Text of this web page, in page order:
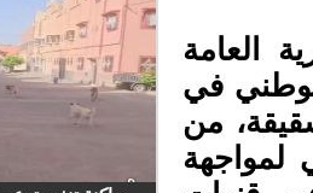
العامة
في
من